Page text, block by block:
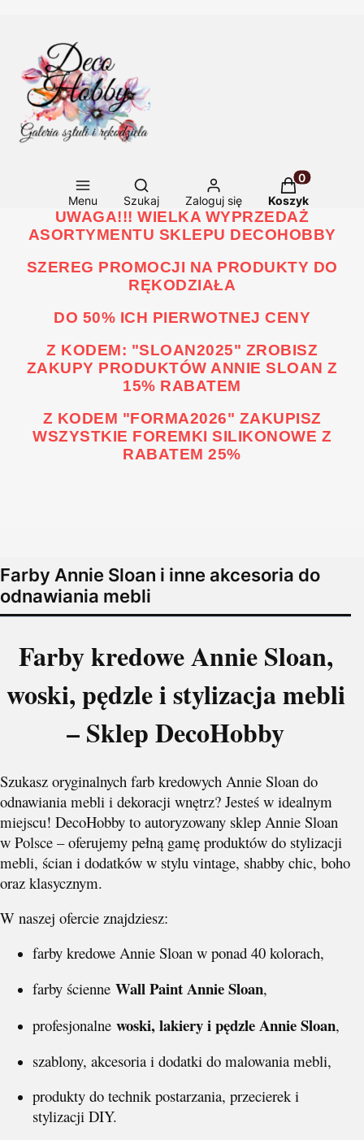
Menu
Otwórz wyszukiwarkę
Szukaj Zaloguj się
Produkty w
Koszyk
UWAGA!!! WIELKA WYPRZEDAŻ
ASORTYMENTU SKLEPU DECOHOBBY
SZEREG PROMOCJI NA PRODUKTY DO
RĘKODZIAŁA
DO 50% ICH PIERWOTNEJ CENY
Z KODEM: "SLOAN2025" ZROBISZ
ZAKUPY PRODUKTÓW ANNIE SLOAN Z
15% RABATEM
Z KODEM "FORMA2026" ZAKUPISZ
WSZYSTKIE FOREMKI SILIKONOWE Z
RABATEM 25%
Farby Annie Sloan i inne akcesoria do
odnawiania mebli
Farby kredowe Annie Sloan,
woski, pędzle i stylizacja mebli
– Sklep DecoHobby
Szukasz oryginalnych farb kredowych Annie Sloan do
odnawiania mebli i dekoracji wnętrz? Jesteś w idealnym
miejscu! DecoHobby to autoryzowany sklep Annie Sloan
w Polsce – oferujemy pełną gamę produktów do stylizacji
mebli, ścian i dodatków w stylu vintage, shabby chic, boho
oraz klasycznym.
W naszej ofercie znajdziesz:
farby kredowe Annie Sloan w ponad 40 kolorach,
farby ścienne Wall Paint Annie Sloan,
profesjonalne woski, lakiery i pędzle Annie Sloan,
szablony, akcesoria i dodatki do malowania mebli,
produkty do technik postarzania, przecierek i
stylizacji DIY.